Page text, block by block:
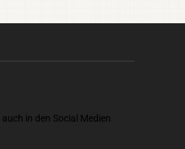
in den Social Medien